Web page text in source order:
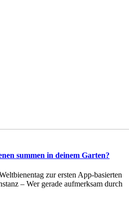
summen in deinem Garten?
zur ersten App-basierten
– Wer gerade aufmerksam durch